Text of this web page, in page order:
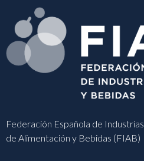
Federación Española de Industrias
de Alimentación y Bebidas (FIAB)